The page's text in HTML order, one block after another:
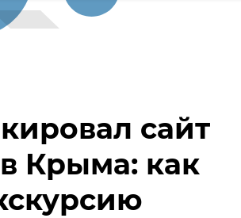
сайт
Крыма: как